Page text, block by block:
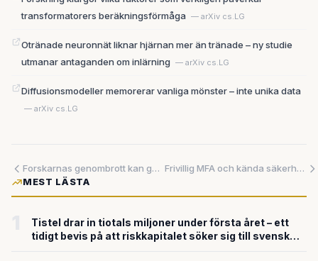
transformatorers beräkningsförmåga — arXiv cs.LG
Otränade neuronnät liknar hjärnan mer än tränade – ny studie
utmanar antaganden om inlärning — arXiv cs.LG
Diffusionsmodeller memorerar vanliga mönster – inte unika data
— arXiv cs.LG
Forskarnas genombrott kan göra AI upp till 22 gånger snabbare – på en tjugondel av strömmen
Frivillig MFA och kända säkerhetshål – nästan 100 000 patienters uppgifter läckte ut i Nya Zeeland
MEST LÄSTA
Tistel drar in tiotals miljoner under första året – ett
tidigt bevis på att riskkapitalet söker sig till svensk